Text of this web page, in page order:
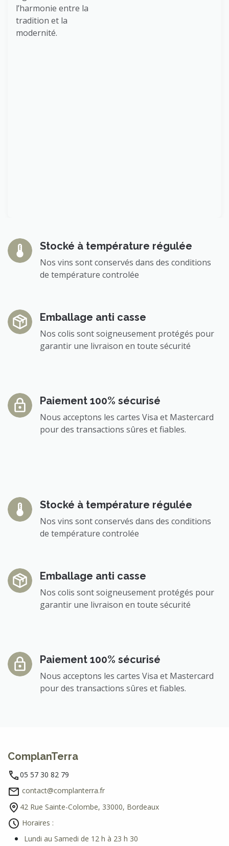
l’harmonie entre la
tradition et la
modernité.
Stocké à température régulée
Nos vins sont conservés dans des conditions
de température controlée
Emballage anti casse
Nos colis sont soigneusement protégés pour
garantir une livraison en toute sécurité
Paiement 100% sécurisé
Nous acceptons les cartes Visa et Mastercard
pour des transactions sûres et fiables.
Stocké à température régulée
Nos vins sont conservés dans des conditions
de température controlée
Emballage anti casse
Nos colis sont soigneusement protégés pour
garantir une livraison en toute sécurité
Paiement 100% sécurisé
Nous acceptons les cartes Visa et Mastercard
pour des transactions sûres et fiables.
ComplanTerra
05 57 30 82 79
contact@complanterra.fr
42 Rue Sainte-Colombe, 33000, Bordeaux
Horaires :
Lundi au Samedi de 12 h à 23 h 30